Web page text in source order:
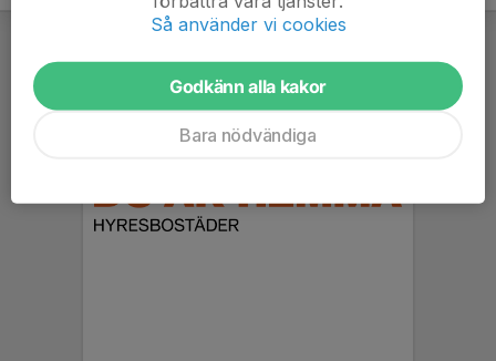
Så använder vi cookies
Godkänn alla kakor
Bara nödvändiga